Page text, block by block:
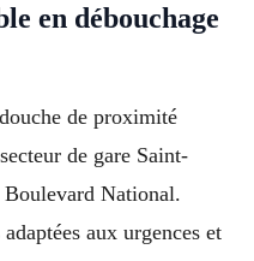
en débouchage
de proximité
de gare Saint-
National.
aux urgences et